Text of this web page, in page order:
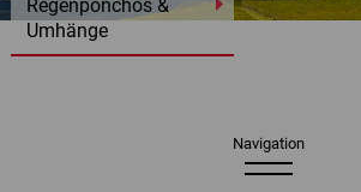
Umhänge
Navigation